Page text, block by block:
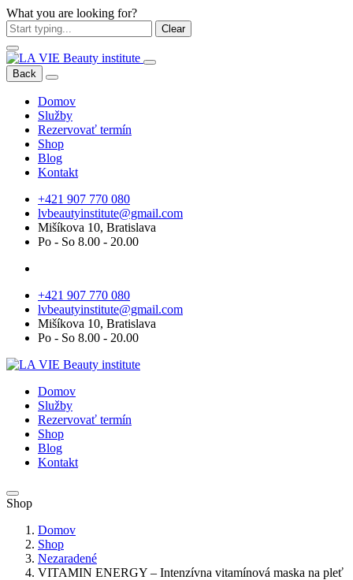
What you are looking for?
Clear
Back
Domov
Služby
Rezervovať termín
Shop
Blog
Kontakt
+421 907 770 080
lvbeautyinstitute@gmail.com
Mišíkova 10, Bratislava
Po - So 8.00 - 20.00
+421 907 770 080
lvbeautyinstitute@gmail.com
Mišíkova 10, Bratislava
Po - So 8.00 - 20.00
Domov
Služby
Rezervovať termín
Shop
Blog
Kontakt
Shop
Domov
Shop
Nezaradené
VITAMIN ENERGY – Intenzívna vitamínová maska ​​na pleť